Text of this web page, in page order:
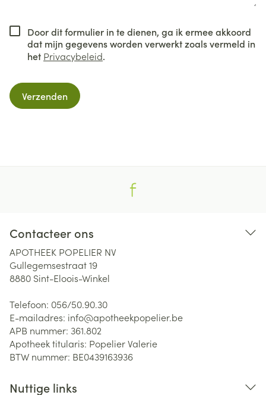
Door dit formulier in te dienen, ga ik ermee akkoord
dat mijn gegevens worden verwerkt zoals vermeld in
het Privacybeleid.
Verzenden
Contacteer ons
APOTHEEK POPELIER NV
Gullegemsestraat 19
8880 Sint-Eloois-Winkel
Telefoon: 056/50.90.30
E-mailadres: info@apotheekpopelier.be
APB nummer: 361.802
Apotheek titularis: Popelier Valerie
BTW nummer: BE0439163936
Nuttige links